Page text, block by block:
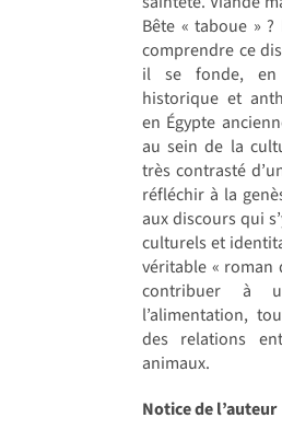
Bête « taboue »
comprendre ce
il se fonde, en
historique et
en Égypte
au sein de la
très contrasté
réfléchir à la
aux discours qui
culturels et
véritable « roman
contribuer à
l’alimentation,
des relations
animaux.
Notice de l’auteur